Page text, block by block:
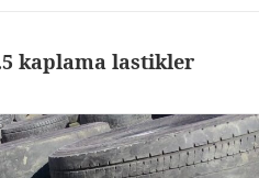
kaplama lastikler